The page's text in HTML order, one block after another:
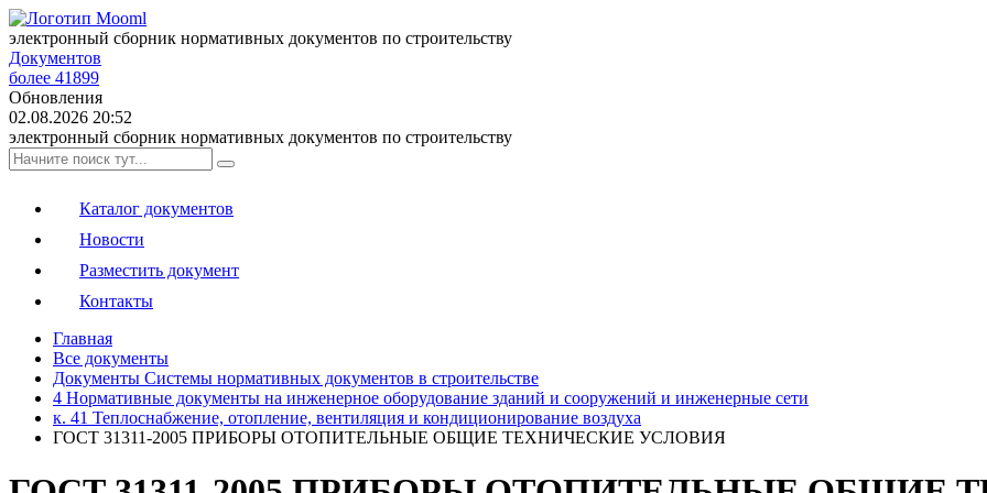
электронный сборник нормативных документов по строительству
Документов
более 41899
Обновления
02.08.2026 20:52
электронный сборник нормативных документов по строительству
Каталог документов
Новости
Разместить документ
Контакты
Главная
Все документы
Документы Системы нормативных документов в строительстве
4 Нормативные документы на инженерное оборудование зданий и сооружений и инженерные сети
к. 41 Теплоснабжение, отопление, вентиляция и кондиционирование воздуха
ГОСТ 31311-2005 ПРИБОРЫ ОТОПИТЕЛЬНЫЕ ОБЩИЕ ТЕХНИЧЕСКИЕ УСЛОВИЯ